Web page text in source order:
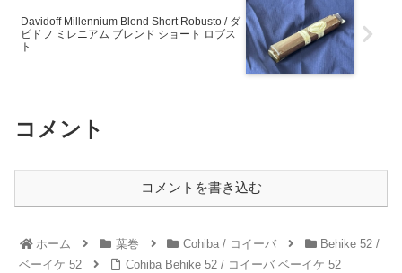
Davidoff Millennium Blend Short Robusto / ダ
ビドフ ミレニアム ブレンド ショート ロブス
ト
コメント
コメントを書き込む
ホーム 葉巻 Cohiba / コイーバ
Behike 52 /
ベーイケ 52
Cohiba Behike 52 / コイーバ ベーイケ 52